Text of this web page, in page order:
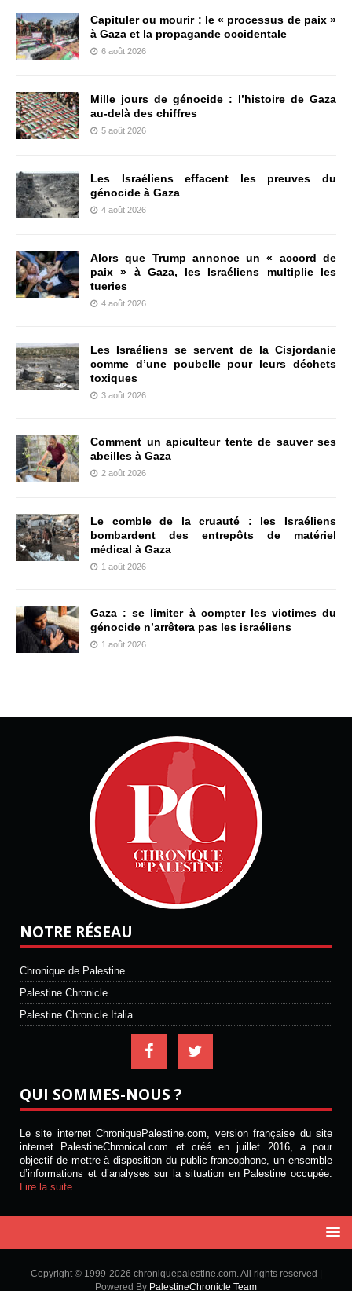
Capituler ou mourir : le « processus de paix »
à Gaza et la propagande occidentale
6 août 2026
Mille jours de génocide : l’histoire de Gaza
au-delà des chiffres
5 août 2026
Les Israéliens effacent les preuves du
génocide à Gaza
4 août 2026
Alors que Trump annonce un « accord de
paix » à Gaza, les Israéliens multiplie les
tueries
4 août 2026
Les Israéliens se servent de la Cisjordanie
comme d’une poubelle pour leurs déchets
toxiques
3 août 2026
Comment un apiculteur tente de sauver ses
abeilles à Gaza
2 août 2026
Le comble de la cruauté : les Israéliens
bombardent des entrepôts de matériel
médical à Gaza
1 août 2026
Gaza : se limiter à compter les victimes du
génocide n’arrêtera pas les israéliens
1 août 2026
NOTRE RÉSEAU
Chronique de Palestine
Palestine Chronicle
Palestine Chronicle Italia
QUI SOMMES-NOUS ?
Le site internet ChroniquePalestine.com, version française du site
internet PalestineChronical.com et créé en juillet 2016, a pour
objectif de mettre à disposition du public francophone, un ensemble
d’informations et d’analyses sur la situation en Palestine occupée.
Lire la suite
Copyright © 1999-2026 chroniquepalestine.com. All rights reserved |
Powered By PalestineChronicle Team